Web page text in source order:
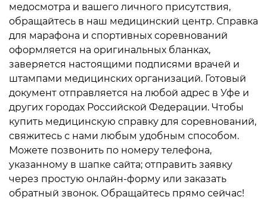
медосмотра и вашего личного присутствия,
обращайтесь в наш медицинский центр. Справка
для марафона и спортивных соревнований
оформляется на оригинальных бланках,
заверяется настоящими подписями врачей и
штампами медицинских организаций. Готовый
документ отправляется на любой адрес в Уфе и
других городах Российской Федерации. Чтобы
купить медицинскую справку для соревнований,
свяжитесь с нами любым удобным способом.
Можете позвонить по номеру телефона,
указанному в шапке сайта; отправить заявку
через простую онлайн-форму или заказать
обратный звонок. Обращайтесь прямо сейчас!